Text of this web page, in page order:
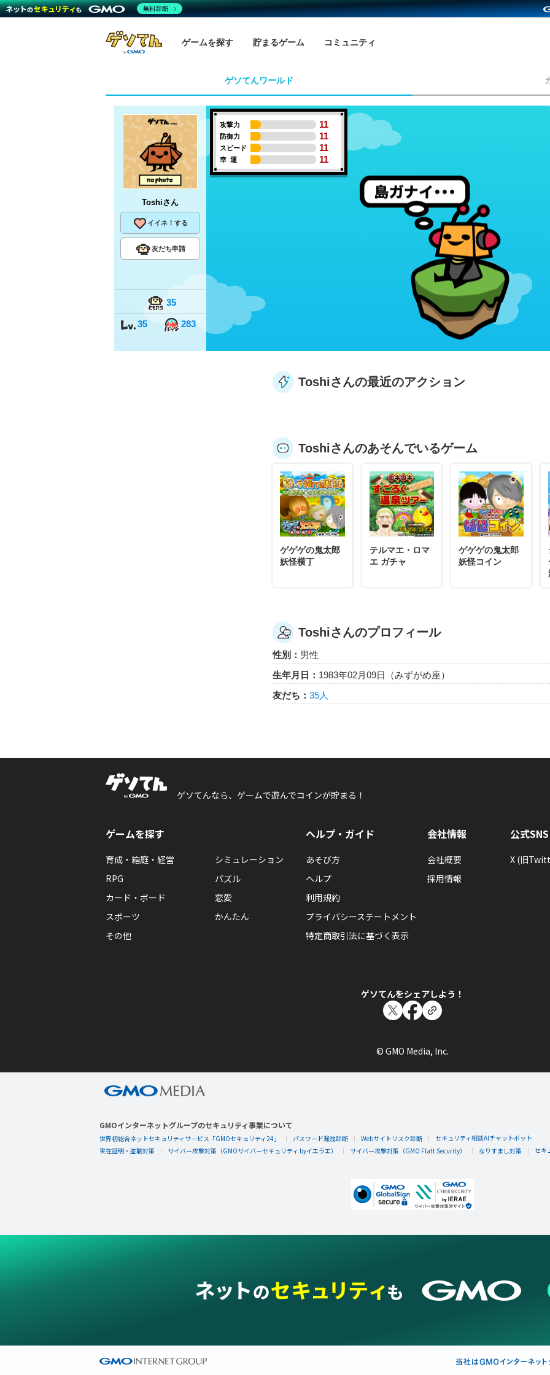
ゲームを探す 貯まるゲーム コミュニティ
ゲソてんワールド
Toshiさん
イイネ！する
友だち申請
35
35 283
攻撃力 11
防御力 11
スピード 11
幸 運 11
Toshiさんの最近のアクション
Toshiさんのあそんでいるゲーム
ゲゲゲの鬼太郎
妖怪横丁
テルマエ・ロマ
エ ガチャ
ゲゲゲの鬼太郎
妖怪コイン
Toshiさんのプロフィール
性別： 男性
生年月日： 1983年02月09日（みずがめ座）
友だち： 35人
ゲソてんなら、ゲームで遊んでコインが貯まる！
ゲームを探す
育成・箱庭・経営
シミュレーション
RPG
パズル
カード・ボード
恋愛
スポーツ
かんたん
その他
ヘルプ・ガイド
あそび方
ヘルプ
利用規約
プライバシーステートメント
特定商取引法に基づく表示
会社情報
会社概要
採用情報
公式SNS
X (旧
ゲソてんをシェアしよう！
© GMO Media, Inc.
GMOインターネットグループのセキュリティ事業について
世界初総合ネットセキュリティサービス「GMOセキュリティ24」 パスワード漏洩診断 Webサイトリスク診断
セキュリティ相談AIチャットボット
実在証明・盗聴対策
サイバー攻撃対策（GMOサイバーセキュリティ byイエラエ） サイバー攻撃対策（GMO Flatt Security） なりすまし対策 セキ
無料診断